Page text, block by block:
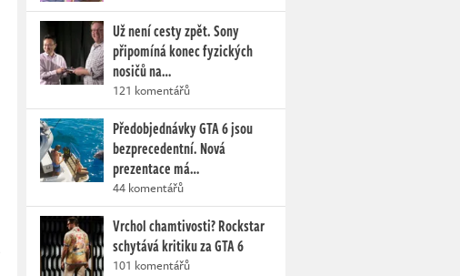
Už není cesty zpět. Sony
připomíná konec fyzických
nosičů na…
121 komentářů
Předobjednávky GTA 6 jsou
bezprecedentní. Nová
prezentace má…
44 komentářů
Vrchol chamtivosti? Rockstar
schytává kritiku za GTA 6
101 komentářů